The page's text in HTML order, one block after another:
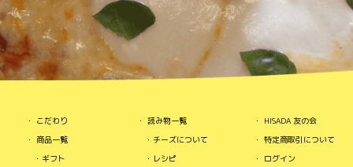
こだわり
商品一覧
ギフト
読み物一覧
チーズについて
レシピ
HISADA 友の会
特定商取引について
ログイン